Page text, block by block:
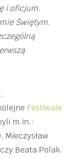
i oficjum.
Świętym.
Festiwale
m.in.:
Mieczysław
Beata Polak.